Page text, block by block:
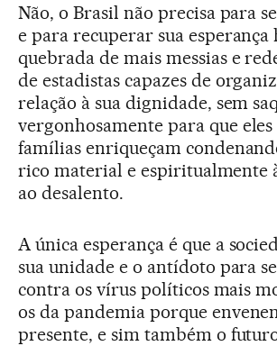
Não, o Brasil não precisa para
e para recuperar sua esperança
quebrada de mais messias e
de estadistas capazes de
relação à sua dignidade, sem
vergonhosamente para que eles
famílias enriqueçam
rico material e espiritualmente
ao desalento.
A única esperança é que a
sua unidade e o antídoto para
contra os vírus políticos mais
os da pandemia porque
presente, e sim também o